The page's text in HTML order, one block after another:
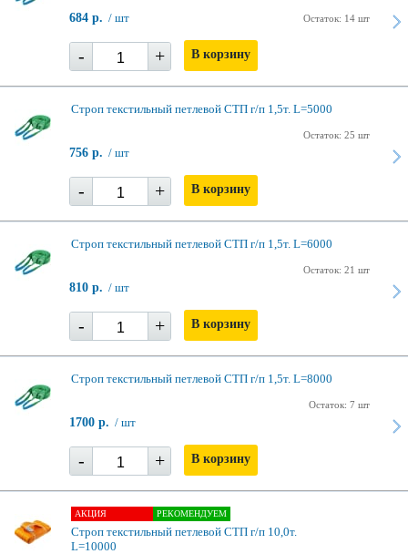
Остаток: 14 шт
684 р. / шт
- + В корзину
Строп текстильный петлевой СТП г/п 1,5т. L=5000
Остаток: 25 шт
756 р. / шт
- + В корзину
Строп текстильный петлевой СТП г/п 1,5т. L=6000
Остаток: 21 шт
810 р. / шт
- + В корзину
Строп текстильный петлевой СТП г/п 1,5т. L=8000
Остаток: 7 шт
1700 р. / шт
- + В корзину
АКЦИЯ РЕКОМЕНДУЕМ
Строп текстильный петлевой СТП г/п 10,0т.
L=10000